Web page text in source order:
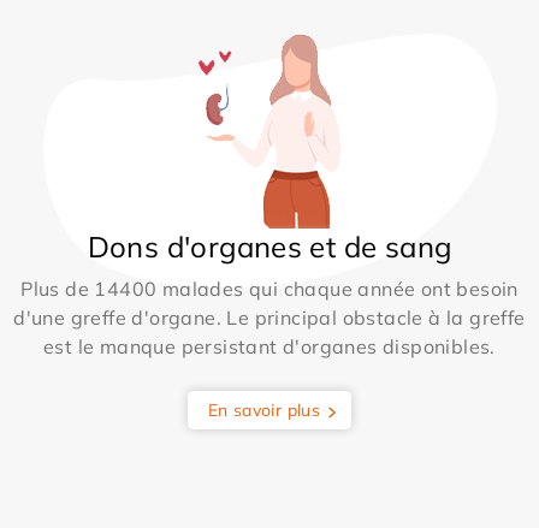
Dons d'organes et de sang
Plus de 14400 malades qui chaque année ont besoin
d'une greffe d'organe. Le principal obstacle à la greffe
est le manque persistant d'organes disponibles.
En savoir plus